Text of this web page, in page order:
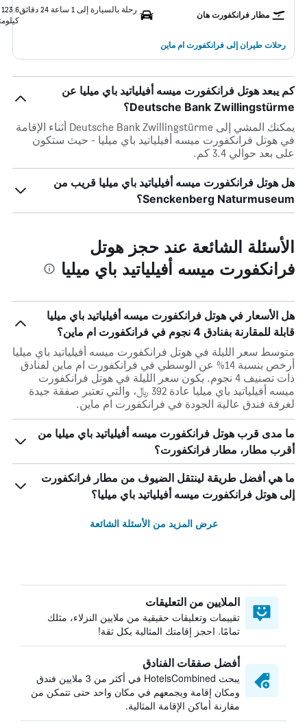
مطار فرانكفورت هان
رحلة بالسيارة إلى 1 ساعة 24 دقائق
123.6
رحلات طيران إلى فرانكفورت ام ماين
كم يبعد هوتل فرانكفورت ميسه أفيلياتيد باي ميليا عن
Deutsche Bank Zwillingstürme؟
يمكنك المشي إلى Deutsche Bank Zwillingstürme أثناء الإقامة
في هوتل فرانكفورت ميسه أفيلياتيد باي ميليا - حيث ستكون
على بعد حوالي 3.4 كم.
هل هوتل فرانكفورت ميسه أفيلياتيد باي ميليا قريب من
Senckenberg Naturmuseum؟
الأسئلة الشائعة عند حجز هوتل
فرانكفورت ميسه أفيلياتيد باي ميليا
هل الأسعار في هوتل فرانكفورت ميسه أفيلياتيد باي ميليا
قابلة للمقارنة بفنادق 4 نجوم في فرانكفورت ام ماين؟
متوسط سعر الليلة في هوتل فرانكفورت ميسه أفيلياتيد باي ميليا
أرخص بنسبة 14% عن الوسطي في فرانكفورت ام ماين لفنادق
ذات تصنيف 4 نجوم. يكون سعر الليلة في هوتل فرانكفورت
ميسه أفيلياتيد باي ميليا عادة 392 ﷼، والتي تعتبر صفقة جيدة
لغرفة فندق عالية الجودة في فرانكفورت ام ماين.
ما مدى قرب هوتل فرانكفورت ميسه أفيلياتيد باي ميليا من
أقرب مطار، مطار فرانكفورت؟
ما هي أفضل طريقة لينتقل الضيوف من مطار فرانكفورت
إلى هوتل فرانكفورت ميسه أفيلياتيد باي ميليا؟
عرض المزيد من الأسئلة الشائعة
الملايين من التعليقات
تقييمات وتعليقات حقيقية من ملايين النزلاء، مثلك
تمامًا. احجز إقامتك المثالية بكل ثقة!
أفضل صفقات الفنادق
يبحث HotelsCombined في أكثر من 3 ملايين فندق
ومكان إقامة ويجمعهم في مكان واحد حتى تتمكن من
مقارنة أماكن الإقامة المثالية.